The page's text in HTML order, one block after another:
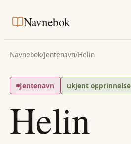
Navnebok
Navnebok/Jentenavn/Helin
Jentenavn ukjent opprinnelse
Helin